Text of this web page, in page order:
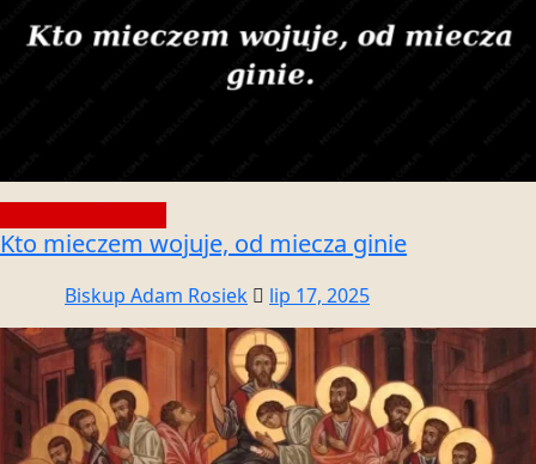
Kto mieczem wojuje, od miecza ginie
Biskup Adam Rosiek lip 17, 2025